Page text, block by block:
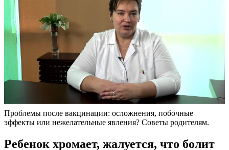
Проблемы после вакцинации: осложнения, побочные
эффекты или нежелательные явления? Советы родителям.
Ребенок хромает, жалуется, что болит